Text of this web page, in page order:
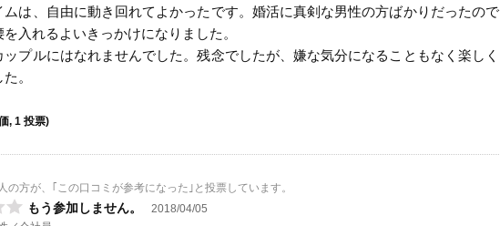
ムは、自由に動き回れてよかったです。婚活に真剣な男性の方ばかりだったので
入れるよいきっかけになりました。
ップルにはなれませんでした。残念でしたが、嫌な気分になることもなく楽しく
。
, 1 投票)
の方が、｢この口コミが参考になった｣と投票しています。
もう参加しません。
2018/04/05